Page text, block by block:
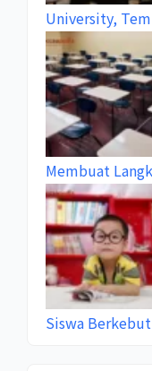
University,
Membuat
Siswa